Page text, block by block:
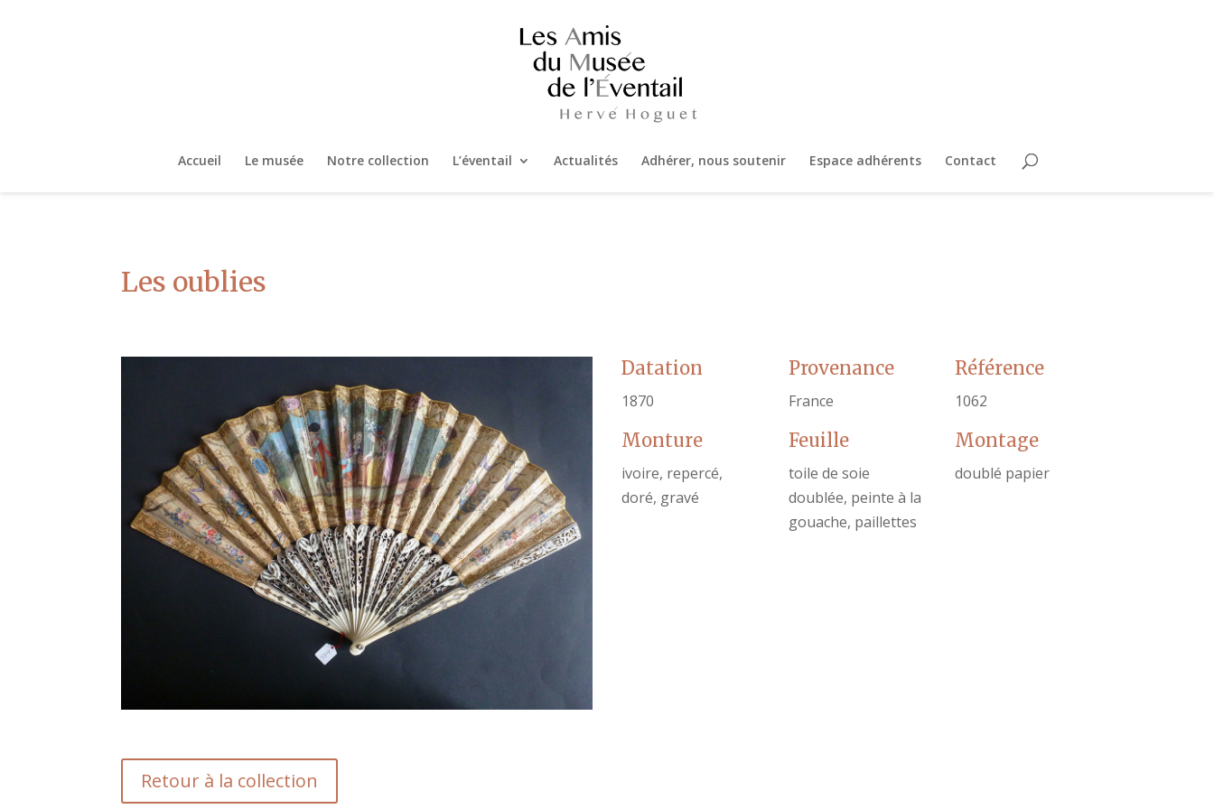
Accueil Le musée Notre collection L’éventail Actualités Adhérer, nous soutenir Espace adhérents Contact
Les oublies
Datation
1870
Monture
ivoire, repercé,
doré, gravé
Provenance
France
Feuille
toile de soie
doublée, peinte à la
gouache, paillettes
Référence
1062
Montage
doublé papier
Retour à la collection